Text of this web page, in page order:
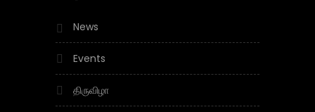
News
Events
திருவிழா